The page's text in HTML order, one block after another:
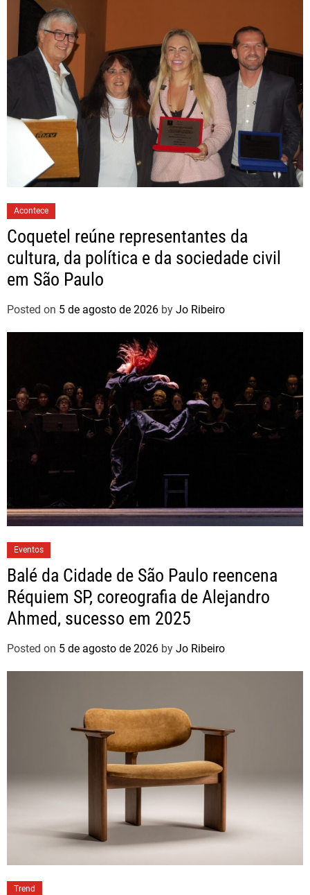
Acontece
Coquetel reúne representantes da
cultura, da política e da sociedade civil
em São Paulo
Posted on 5 de agosto de 2026 by Jo Ribeiro
Eventos
Balé da Cidade de São Paulo reencena
Réquiem SP, coreografia de Alejandro
Ahmed, sucesso em 2025
Posted on 5 de agosto de 2026 by Jo Ribeiro
Trend